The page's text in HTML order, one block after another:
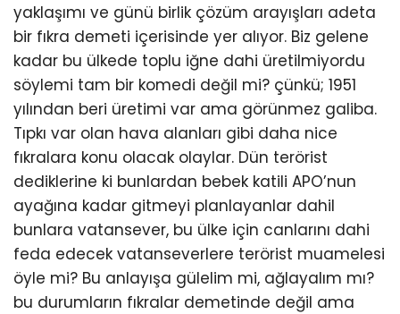
yaklaşımı ve günü birlik çözüm arayışları adeta
bir fıkra demeti içerisinde yer alıyor. Biz gelene
kadar bu ülkede toplu iğne dahi üretilmiyordu
söylemi tam bir komedi değil mi? çünkü; 1951
yılından beri üretimi var ama görünmez galiba.
Tıpkı var olan hava alanları gibi daha nice
fıkralara konu olacak olaylar. Dün terörist
dediklerine ki bunlardan bebek katili APO’nun
ayağına kadar gitmeyi planlayanlar dahil
bunlara vatansever, bu ülke için canlarını dahi
feda edecek vatanseverlere terörist muamelesi
öyle mi? Bu anlayışa gülelim mi, ağlayalım mı?
bu durumların fıkralar demetinde değil ama